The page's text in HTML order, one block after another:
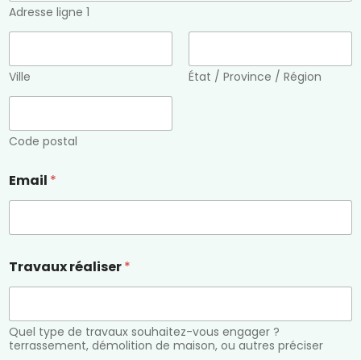
Adresse ligne 1
Ville État / Province / Région
Code postal
Email *
Travaux réaliser*
Quel type de travaux souhaitez-vous engager ?
terrassement, démolition de maison, ou autres préciser